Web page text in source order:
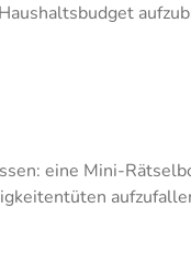
eine Mini-